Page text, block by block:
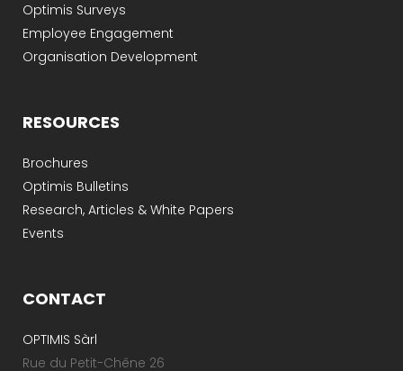
Optimis Surveys
Employee Engagement
Organisation Development
RESOURCES
Brochures
Optimis Bulletins
Research, Articles & White Papers
Events
CONTACT
OPTIMIS Sàrl
Rue du Petit-Chêne 26